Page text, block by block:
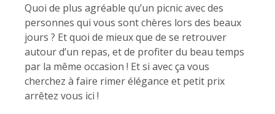
Quoi de plus agréable qu’un picnic avec des
personnes qui vous sont chères lors des beaux
jours ? Et quoi de mieux que de se retrouver
autour d’un repas, et de profiter du beau temps
par la même occasion ! Et si avec ça vous
cherchez à faire rimer élégance et petit prix
arrêtez vous ici !